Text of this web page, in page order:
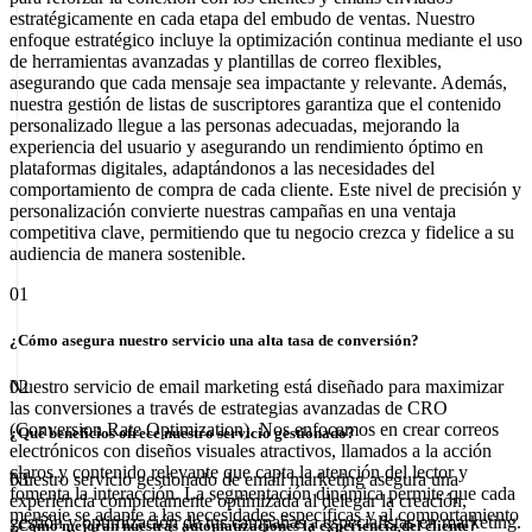
estratégicamente en cada etapa del embudo de ventas. Nuestro
enfoque estratégico incluye la optimización continua mediante el uso
de herramientas avanzadas y plantillas de correo flexibles,
asegurando que cada mensaje sea impactante y relevante. Además,
nuestra gestión de listas de suscriptores garantiza que el contenido
personalizado llegue a las personas adecuadas, mejorando la
experiencia del usuario y asegurando un rendimiento óptimo en
plataformas digitales, adaptándonos a las necesidades del
comportamiento de compra de cada cliente. Este nivel de precisión y
personalización convierte nuestras campañas en una ventaja
competitiva clave, permitiendo que tu negocio crezca y fidelice a su
audiencia de manera sostenible.
01
¿Cómo asegura nuestro servicio una alta tasa de conversión?
Nuestro servicio de email marketing está diseñado para maximizar
las conversiones a través de estrategias avanzadas de CRO
(Conversion Rate Optimization). Nos enfocamos en crear correos
electrónicos con diseños visuales atractivos, llamados a la acción
claros y contenido relevante que capta la atención del lector y
fomenta la interacción. La segmentación dinámica permite que cada
mensaje se adapte a las necesidades específicas y al comportamiento
02
¿Qué beneficios ofrece nuestro servicio gestionado?
Nuestro servicio gestionado de email marketing asegura una
experiencia completamente optimizada al delegar la creación,
gestión y optimización de tus campañas a especialistas en marketing.
03
¿Cómo mejoran nuestras automatizaciones la experiencia del cliente?